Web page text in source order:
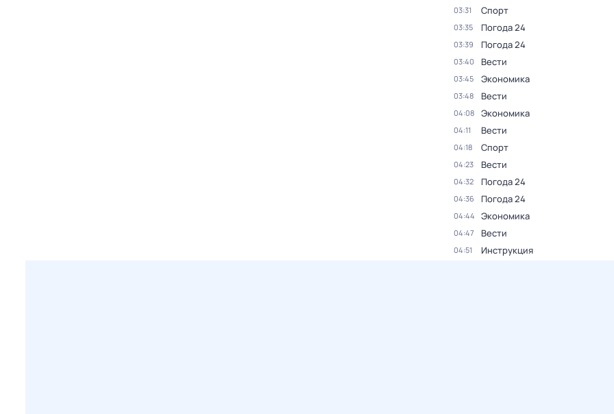
03:31 Спорт
03:35 Погода 24
03:39 Погода 24
03:40 Вести
03:45 Экономика
03:48 Вести
04:08 Экономика
04:11 Вести
04:18 Спорт
04:23 Вести
04:32 Погода 24
04:36 Погода 24
04:44 Экономика
04:47 Вести
04:51 Инструкция